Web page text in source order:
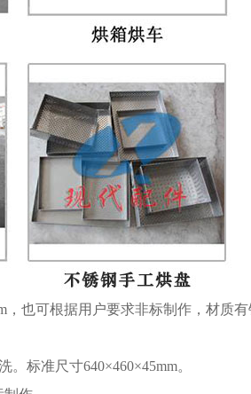
，也可根据用户要求非标制作，材质
标准尺寸640×460×45mm。